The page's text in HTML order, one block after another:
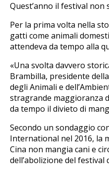
Quest’anno il festival non
Per la prima volta nella
gatti come animali
attendeva da tempo alla
«Una svolta davvero
Brambilla, presidente
degli Animali e
stragrande maggioranza
da tempo il divieto di
Secondo un sondaggio
International nel 2016, la
Cina non mangia cani e
dell’abolizione del festival